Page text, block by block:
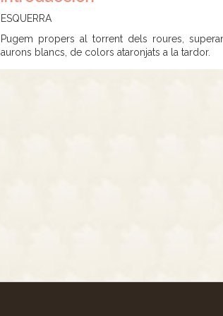
ESQUERRA
Pugem propers al torrent dels roures,
aurons blancs, de colors ataronjats a la tardor.